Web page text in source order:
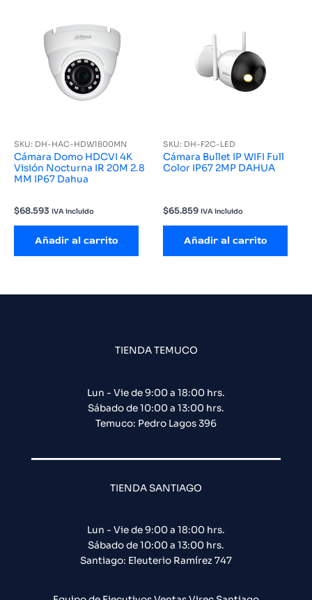
SKU: DH-HAC-HDW1800MN
Cámara Domo HDCVI 4K
Visión Nocturna IR 20M 2.8
MM IP67 Dahua
$68.593 IVA incluido
Añadir al carrito
SKU: DH-F2C-LED
Cámara Bullet IP WIFI Full
Color IP67 2MP DAHUA
$65.859 IVA incluido
Añadir al carrito
TIENDA TEMUCO
Lun - Vie de 9:00 a 18:00 hrs.
Sábado de 10:00 a 13:00 hrs.
Temuco: Pedro Lagos 396
TIENDA SANTIAGO
Lun - Vie de 9:00 a 18:00 hrs.
Sábado de 10:00 a 13:00 hrs.
Santiago: Eleuterio Ramírez 747​